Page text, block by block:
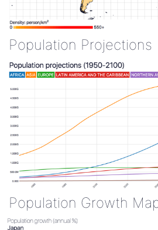
Population Projections
Population Growth